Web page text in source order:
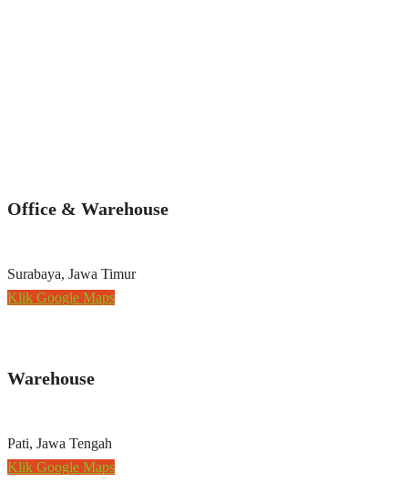
Office & Warehouse
Surabaya, Jawa Timur
Klik Google Maps
Warehouse
Pati, Jawa Tengah
Klik Google Maps